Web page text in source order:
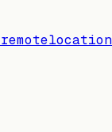
remote